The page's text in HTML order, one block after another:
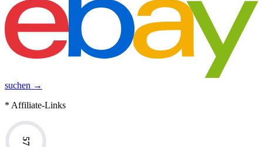
suchen →
* Affiliate-Links
57